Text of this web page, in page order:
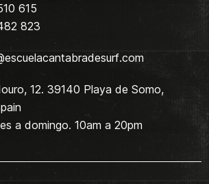
615
823
12. 39140 Playa de Somo,
a domingo. 10am a 20pm